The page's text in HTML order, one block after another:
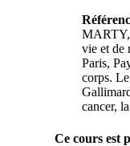
MARTY,
vie et de
Paris,
corps.
cancer,
Ce cours est